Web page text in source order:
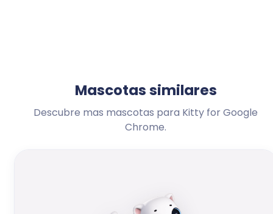
Mascotas similares
Descubre mas mascotas para Kitty for Google
Chrome.